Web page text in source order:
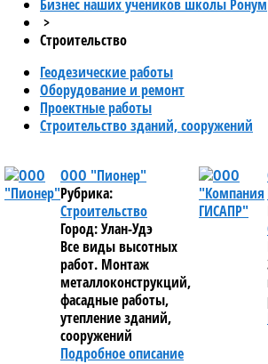
Бизнес наших учеников школы Ронум
>
Строительство
Геодезические работы
Оборудование и ремонт
Проектные работы
Строительство зданий, сооружений
ООО "Пионер"
Рубрика:
Строительство
Город: Улан-Удэ
Все виды высотных
работ. Монтаж
металлоконструкций,
фасадные работы,
утепление зданий,
сооружений
Подробное описание